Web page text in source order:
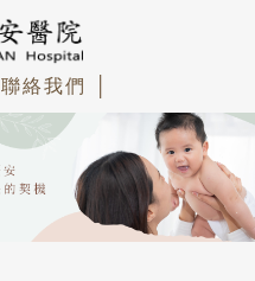
聯絡我們 │